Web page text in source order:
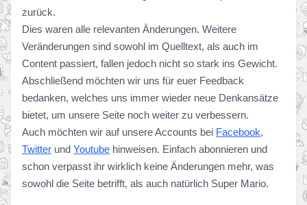
zurück.
Dies waren alle relevanten Änderungen. Weitere
Veränderungen sind sowohl im Quelltext, als auch im
Content passiert, fallen jedoch nicht so stark ins Gewicht.
Abschließend möchten wir uns für euer Feedback
bedanken, welches uns immer wieder neue Denkansätze
bietet, um unsere Seite noch weiter zu verbessern.
Auch möchten wir auf unsere Accounts bei Facebook,
Twitter und Youtube hinweisen. Einfach abonnieren und
schon verpasst ihr wirklich keine Änderungen mehr, was
sowohl die Seite betrifft, als auch natürlich Super Mario.